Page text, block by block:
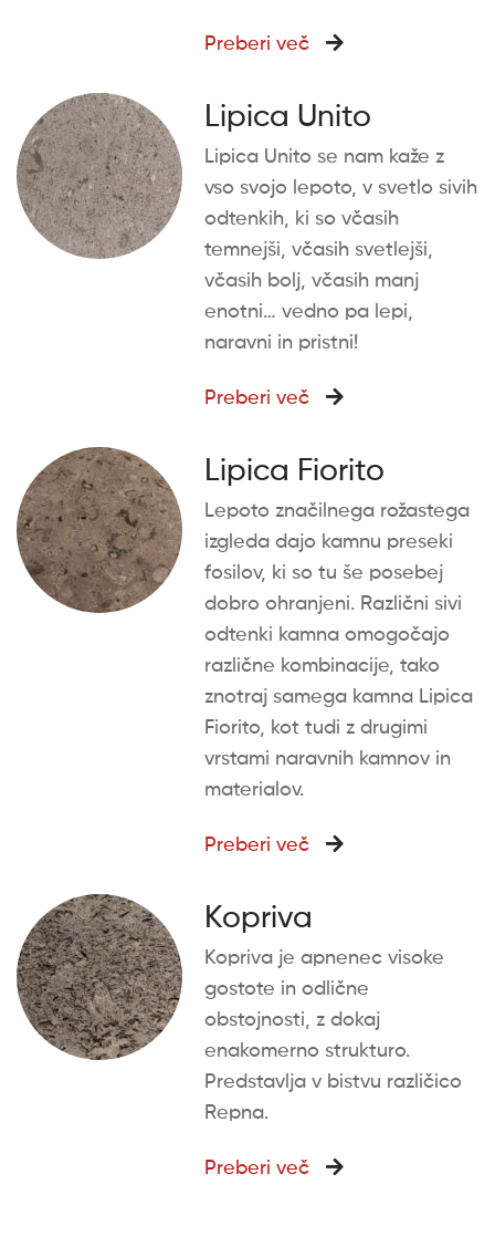
Preberi več
Lipica Unito
Lipica Unito se nam kaže z
vso svojo lepoto, v svetlo sivih
odtenkih, ki so včasih
temnejši, včasih svetlejši,
včasih bolj, včasih manj
enotni… vedno pa lepi,
naravni in pristni!
Preberi več
Lipica Fiorito
Lepoto značilnega rožastega
izgleda dajo kamnu preseki
fosilov, ki so tu še posebej
dobro ohranjeni. Različni sivi
odtenki kamna omogočajo
različne kombinacije, tako
znotraj samega kamna Lipica
Fiorito, kot tudi z drugimi
vrstami naravnih kamnov in
materialov.
Preberi več
Kopriva
Kopriva je apnenec visoke
gostote in odlične
obstojnosti, z dokaj
enakomerno strukturo.
Predstavlja v bistvu različico
Repna.
Preberi več